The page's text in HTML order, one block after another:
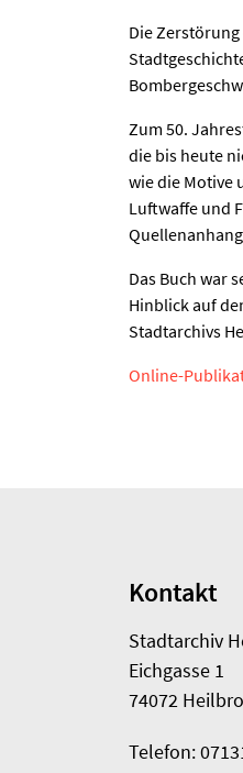
Die
Zum 50.
die bis heute
wie die Motive
Luftwaffe und
Das Buch war
Hinblick auf
Stadtarchivs
Online-
Kontakt
Stadtarchiv
Eichgasse 1
74072
Telefon: